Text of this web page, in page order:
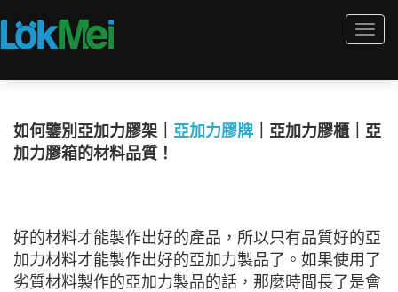
如何鑒別亞加力膠架｜ 亞加力膠牌 ｜亞加力膠櫃｜亞
加力膠箱的材料品質！
好的材料才能製作出好的產品，所以只有品質好的亞
加力材料才能製作出好的亞加力製品了。如果使用了
劣質材料製作的亞加力製品的話，那麼時間長了是會